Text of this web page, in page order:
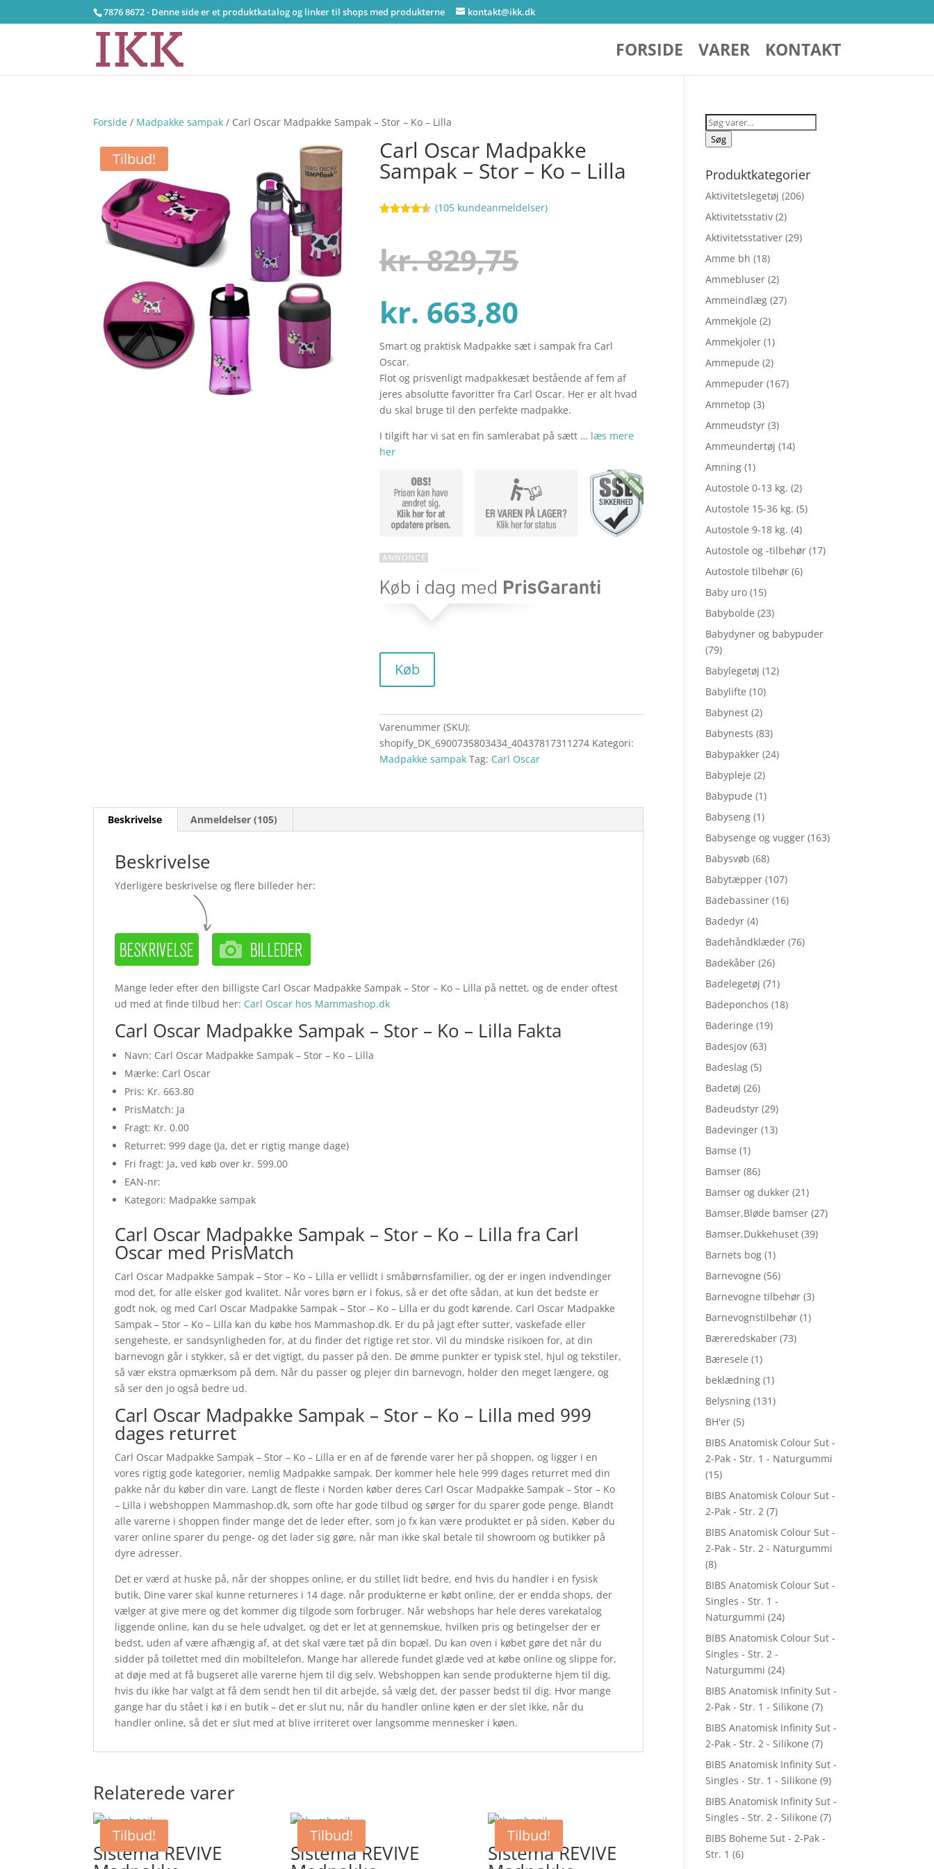
7876 8672 - Denne side er et produktkatalog og linker til shops med produkterne kontakt@ikk.dk
FORSIDE VARER KONTAKT
Forside / Madpakke sampak / Carl Oscar Madpakke Sampak – Stor – Ko – Lilla
Tilbud! Carl Oscar Madpakke
Sampak – Stor – Ko – Lilla
baseret
på
kundebedø
(105kundeanmeldelser)
kr.829,75
pris
var:
kr. 829,75.
kr. 663,80
aktuelle
pris
er:
kr. 663,80.
Smart og praktisk Madpakke sæt i sampak fra Carl
Oscar.
Flot og prisvenligt madpakkesæt bestående af fem af
jeres absolutte favoritter fra Carl Oscar. Her er alt hvad
du skal bruge til den perfekte madpakke.
I tilgift har vi sat en fin samlerabat på sætt … læs mere
her
Køb
Varenummer (SKU):
shopify_DK_6900735803434_40437817311274 Kategori:
Madpakke sampak Tag: Carl Oscar
Beskrivelse Anmeldelser (105)
Beskrivelse
Yderligere beskrivelse og flere billeder her:
Mange leder efter den billigste Carl Oscar Madpakke Sampak – Stor – Ko – Lilla på nettet, og de ender oftest
ud med at finde tilbud her: Carl Oscar hos Mammashop.dk
Carl Oscar Madpakke Sampak – Stor – Ko – Lilla Fakta
Navn: Carl Oscar Madpakke Sampak – Stor – Ko – Lilla
Mærke: Carl Oscar
Pris: Kr. 663.80
PrisMatch: Ja
Fragt: Kr. 0.00
Returret: 999 dage (Ja, det er rigtig mange dage)
Fri fragt: Ja, ved køb over kr. 599.00
EAN-nr:
Kategori: Madpakke sampak
Carl Oscar Madpakke Sampak – Stor – Ko – Lilla fra Carl
Oscar med PrisMatch
Carl Oscar Madpakke Sampak – Stor – Ko – Lilla er vellidt i småbørnsfamilier, og der er ingen indvendinger
mod det, for alle elsker god kvalitet. Når vores børn er i fokus, så er det ofte sådan, at kun det bedste er
godt nok, og med Carl Oscar Madpakke Sampak – Stor – Ko – Lilla er du godt kørende. Carl Oscar Madpakke
Sampak – Stor – Ko – Lilla kan du købe hos Mammashop.dk. Er du på jagt efter sutter, vaskefade eller
sengeheste, er sandsynligheden for, at du finder det rigtige ret stor. Vil du mindske risikoen for, at din
barnevogn går i stykker, så er det vigtigt, du passer på den. De ømme punkter er typisk stel, hjul og tekstiler,
så vær ekstra opmærksom på dem. Når du passer og plejer din barnevogn, holder den meget længere, og
så ser den jo også bedre ud.
Carl Oscar Madpakke Sampak – Stor – Ko – Lilla med 999
dages returret
Carl Oscar Madpakke Sampak – Stor – Ko – Lilla er en af de førende varer her på shoppen, og ligger i en
vores rigtig gode kategorier, nemlig Madpakke sampak. Der kommer hele hele 999 dages returret med din
pakke når du køber din vare. Langt de fleste i Norden køber deres Carl Oscar Madpakke Sampak – Stor – Ko
– Lilla i webshoppen Mammashop.dk, som ofte har gode tilbud og sørger for du sparer gode penge. Blandt
alle varerne i shoppen finder mange det de leder efter, som jo fx kan være produktet er på siden. Køber du
varer online sparer du penge- og det lader sig gøre, når man ikke skal betale til showroom og butikker på
dyre adresser.
Det er værd at huske på, når der shoppes online, er du stillet lidt bedre, end hvis du handler i en fysisk
butik. Dine varer skal kunne returneres i 14 dage. når produkterne er købt online, der er endda shops, der
vælger at give mere og det kommer dig tilgode som forbruger. Når webshops har hele deres varekatalog
liggende online, kan du se hele udvalget, og det er let at gennemskue, hvilken pris og betingelser der er
bedst, uden af være afhængig af, at det skal være tæt på din bopæl. Du kan oven i købet gøre det når du
sidder på toilettet med din mobiltelefon. Mange har allerede fundet glæde ved at købe online og slippe for,
at døje med at få bugseret alle varerne hjem til dig selv. Webshoppen kan sende produkterne hjem til dig,
hvis du ikke har valgt at få dem sendt hen til dit arbejde, så vælg det, der passer bedst til dig. Hvor mange
gange har du stået i kø i en butik – det er slut nu, når du handler online køen er der slet ikke, når du
handler online, så det er slut med at blive irriteret over langsomme mennesker i køen.
Relaterede varer
Tilbud!
Sistema REVIVE
Tilbud!
Sistema REVIVE
Tilbud!
Sistema REVIVE
Søg
efter:
Søg
Produktkategorier
Aktivitetslegetøj (206)
Aktivitetsstativ (2)
Aktivitetsstativer (29)
Amme bh (18)
Ammebluser (2)
Ammeindlæg (27)
Ammekjole (2)
Ammekjoler (1)
Ammepude (2)
Ammepuder (167)
Ammetop (3)
Ammeudstyr (3)
Ammeundertøj (14)
Amning (1)
Autostole 0-13 kg. (2)
Autostole 15-36 kg. (5)
Autostole 9-18 kg. (4)
Autostole og -tilbehør (17)
Autostole tilbehør (6)
Baby uro (15)
Babybolde (23)
Babydyner og babypuder
(79)
Babylegetøj (12)
Babylifte (10)
Babynest (2)
Babynests (83)
Babypakker (24)
Babypleje (2)
Babypude (1)
Babyseng (1)
Babysenge og vugger (163)
Babysvøb (68)
Babytæpper (107)
Badebassiner (16)
Badedyr (4)
Badehåndklæder (76)
Badekåber (26)
Badelegetøj (71)
Badeponchos (18)
Baderinge (19)
Badesjov (63)
Badeslag (5)
Badetøj (26)
Badeudstyr (29)
Badevinger (13)
Bamse (1)
Bamser (86)
Bamser og dukker (21)
Bamser,Bløde bamser (27)
Bamser,Dukkehuset (39)
Barnets bog (1)
Barnevogne (56)
Barnevogne tilbehør (3)
Barnevognstilbehør (1)
Bæreredskaber (73)
Bæresele (1)
beklædning (1)
Belysning (131)
BH'er (5)
BIBS Anatomisk Colour Sut -
2-Pak - Str. 1 - Naturgummi
(15)
BIBS Anatomisk Colour Sut -
2-Pak - Str. 2 (7)
BIBS Anatomisk Colour Sut -
2-Pak - Str. 2 - Naturgummi
(8)
BIBS Anatomisk Colour Sut -
Singles - Str. 1 -
Naturgummi (24)
BIBS Anatomisk Colour Sut -
Singles - Str. 2 -
Naturgummi (24)
BIBS Anatomisk Infinity Sut -
2-Pak - Str. 1 - Silikone (7)
BIBS Anatomisk Infinity Sut -
2-Pak - Str. 2 - Silikone (7)
BIBS Anatomisk Infinity Sut -
Singles - Str. 1 - Silikone (9)
BIBS Anatomisk Infinity Sut -
Singles - Str. 2 - Silikone (7)
BIBS Boheme Sut - 2-Pak -
Str. 1 (6)